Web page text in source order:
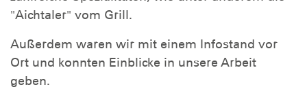
"Aichtaler" vom Grill.
Außerdem waren wir mit einem Infostand vor
Ort und konnten Einblicke in unsere Arbeit
geben.